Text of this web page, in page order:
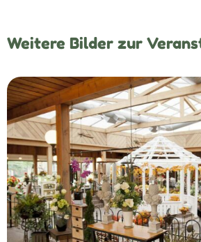
Weitere Bilder zur